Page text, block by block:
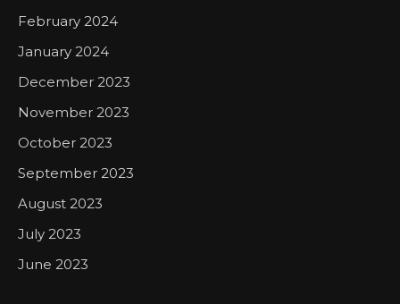
February 2024
January 2024
December 2023
November 2023
October 2023
September 2023
August 2023
July 2023
June 2023